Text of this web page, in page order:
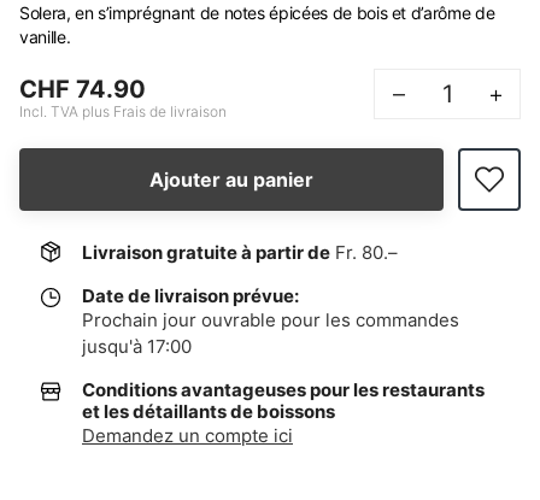
Solera, en s’imprégnant de notes épicées de bois et d’arôme de
vanille.
CHF 74.90
Incl. TVA plus Frais de livraison
– +
Ajouter au panier
Livraison gratuite à partir de Fr. 80.–
Date de livraison prévue:
Prochain jour ouvrable pour les commandes
jusqu'à 17:00
Conditions avantageuses pour les restaurants
et les détaillants de boissons
Demandez un compte ici